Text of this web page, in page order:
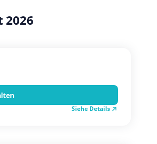
2026
Siehe Details